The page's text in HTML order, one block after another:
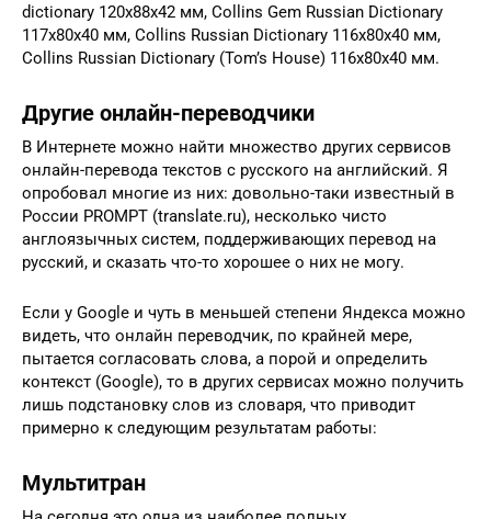
dictionary 120x88x42 мм, Collins Gem Russian Dictionary
117x80x40 мм, Collins Russian Dictionary 116x80x40 мм,
Collins Russian Dictionary (Tom’s House) 116x80x40 мм.
Другие онлайн-переводчики
В Интернете можно найти множество других сервисов
онлайн-перевода текстов с русского на английский. Я
опробовал многие из них: довольно-таки известный в
России PROMPT (translate.ru), несколько чисто
англоязычных систем, поддерживающих перевод на
русский, и сказать что-то хорошее о них не могу.
Если у Google и чуть в меньшей степени Яндекса можно
видеть, что онлайн переводчик, по крайней мере,
пытается согласовать слова, а порой и определить
контекст (Google), то в других сервисах можно получить
лишь подстановку слов из словаря, что приводит
примерно к следующим результатам работы:
Мультитран